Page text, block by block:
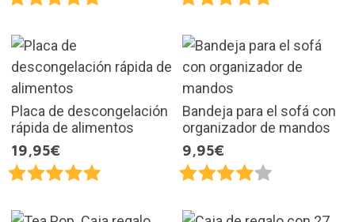
Placa de descongelación
rápida de alimentos
19,95€
Bandeja para el sofá con
organizador de mandos
9,95€